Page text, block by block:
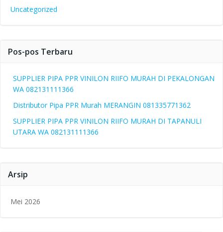
Uncategorized
Pos-pos Terbaru
SUPPLIER PIPA PPR VINILON RIIFO MURAH DI PEKALONGAN
WA 082131111366
Distributor Pipa PPR Murah MERANGIN 081335771362
SUPPLIER PIPA PPR VINILON RIIFO MURAH DI TAPANULI
UTARA WA 082131111366
Arsip
Mei 2026